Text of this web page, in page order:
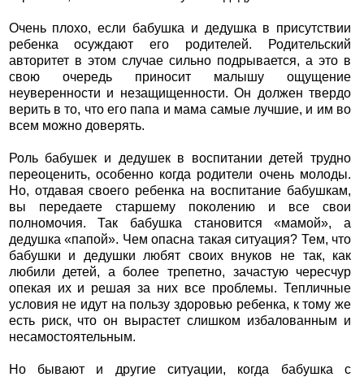
Очень плохо, если бабушка и дедушка в присутствии
ребенка осуждают его родителей. Родительский
авторитет в этом случае сильно подрывается, а это в
свою очередь приносит малышу ощущение
неуверенности и незащищенности. Он должен твердо
верить в то, что его папа и мама самые лучшие, и им во
всем можно доверять.
Роль бабушек и дедушек в воспитании детей трудно
переоценить, особенно когда родители очень молоды.
Но, отдавая своего ребенка на воспитание бабушкам,
вы передаете старшему поколению и все свои
полномочия. Так бабушка становится «мамой», а
дедушка «папой». Чем опасна такая ситуация? Тем, что
бабушки и дедушки любят своих внуков не так, как
любили детей, а более трепетно, зачастую чересчур
опекая их и решая за них все проблемы. Тепличные
условия не идут на пользу здоровью ребенка, к тому же
есть риск, что он вырастет слишком избалованным и
несамостоятельным.
Но бывают и другие ситуации, когда бабушка с